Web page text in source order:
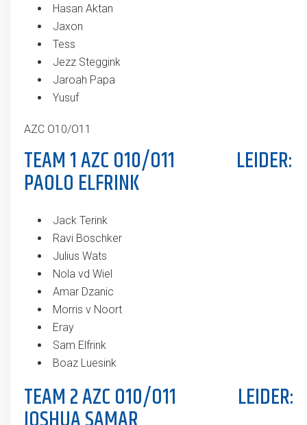
Hasan Aktan
Jaxon
Tess
Jezz Steggink
Jaroah Papa
Yusuf
AZC O10/O11
TEAM 1 AZC O10/O11 LEIDER:
PAOLO ELFRINK
Jack Terink
Ravi Boschker
Julius Wats
Nola vd Wiel
Amar Dzanic
Morris v Noort
Eray
Sam Elfrink
Boaz Luesink
TEAM 2 AZC O10/O11 LEIDER: